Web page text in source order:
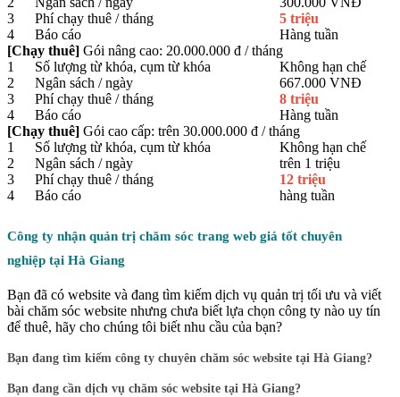
3
Phí chạy thuê / tháng
5 triệu
4
Báo cáo
Hàng tuần
[Chạy thuê] Gói nâng cao: 20.000.000 đ / tháng
1
Số lượng từ khóa, cụm từ khóa
Không hạn chế
2
Ngân sách / ngày
667.000 VNĐ
3
Phí chạy thuê / tháng
8 triệu
4
Báo cáo
Hàng tuần
[Chạy thuê] Gói cao cấp: trên 30.000.000 đ / tháng
1
Số lượng từ khóa, cụm từ khóa
Không hạn chế
2
Ngân sách / ngày
trên 1 triệu
3
Phí chạy thuê / tháng
12 triệu
4
Báo cáo hàng tuần
Công ty nhận quản trị chăm sóc trang web giá tốt chuyên
nghiệp tại Hà Giang
Bạn đã có website và đang tìm kiếm dịch vụ quản trị tối ưu và viết
bài chăm sóc website nhưng chưa biết lựa chọn công ty nào uy tín
để thuê, hãy cho chúng tôi biết nhu cầu của bạn?
Bạn đang tìm kiếm công ty chuyên chăm sóc website tại Hà Giang?
Bạn đang cần dịch vụ chăm sóc website tại Hà Giang?